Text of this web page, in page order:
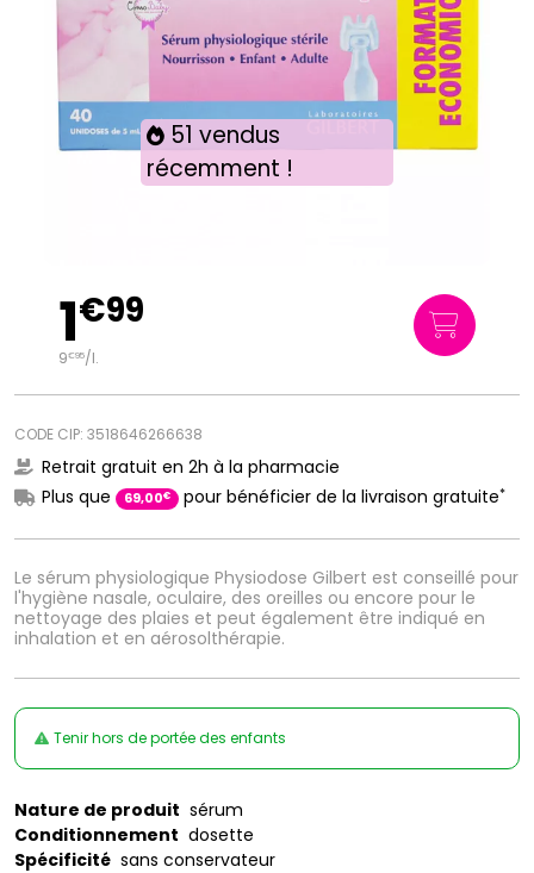
51 vendus
récemment !
Le sérum physiologique Physiodose Gilbert est conseillé pour
l'hygiène nasale, oculaire, des oreilles ou encore pour le
nettoyage des plaies et peut également être indiqué en
inhalation et en aérosolthérapie.
1€99
9€95/l.
CODE CIP: 3518646266638
Retrait gratuit en 2h à la pharmacie
Plus que
69,00€ pour bénéficier de la livraison gratuite*
Tenir hors de portée des enfants
Nature de produit sérum
Conditionnement dosette
Spécificité sans conservateur